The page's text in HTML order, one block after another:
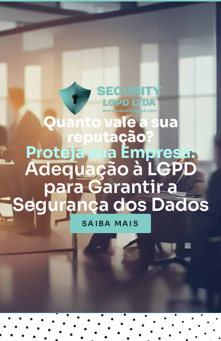
Quanto vale a sua
reputação?
Proteja sua Empresa:
Adequação à LGPD
para Garantir a
Segurança dos Dados
SAIBA MAIS